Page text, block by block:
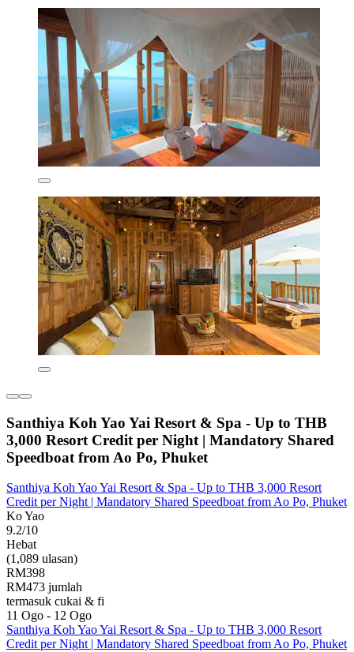
Santhiya Koh Yao Yai Resort & Spa - Up to THB
3,000 Resort Credit per Night | Mandatory Shared
Speedboat from Ao Po, Phuket
Santhiya Koh Yao Yai Resort & Spa - Up to THB 3,000 Resort
Credit per Night | Mandatory Shared Speedboat from Ao Po, Phuket
Ko Yao
9.2/10
Hebat
(1,089 ulasan)
RM398
RM473 jumlah
termasuk cukai & fi
11 Ogo - 12 Ogo
Santhiya Koh Yao Yai Resort & Spa - Up to THB 3,000 Resort
Credit per Night | Mandatory Shared Speedboat from Ao Po, Phuket